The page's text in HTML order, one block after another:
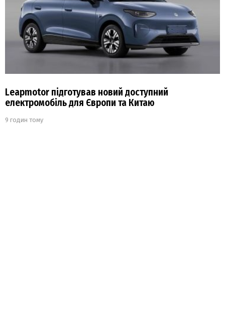
Leapmotor підготував новий доступний
електромобіль для Європи та Китаю
9 годин тому